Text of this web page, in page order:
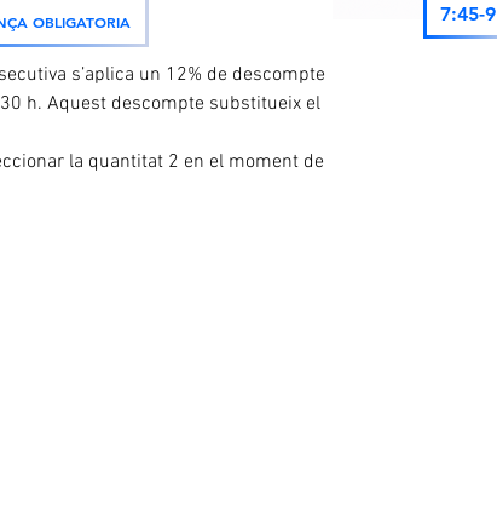
OBLIGATORIA 7:45-9
s’aplica un 12% de descompte
h. Aquest descompte substitueix el
la quantitat 2 en el moment de